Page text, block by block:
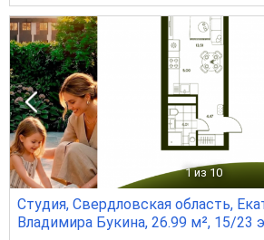
1 из 10
Студия, Свердловская область,
Владимира Букина, 26.99 м², 15/23